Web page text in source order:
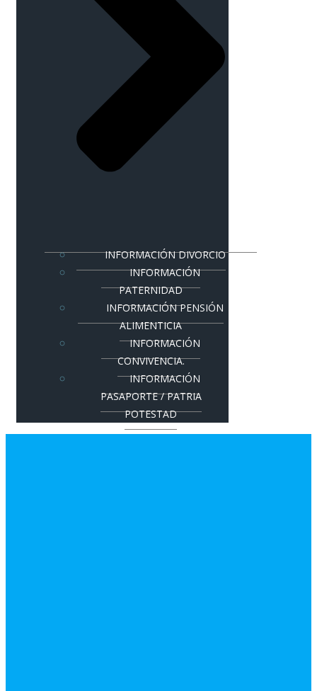
INFORMACIÓN DIVORCIO
INFORMACIÓN
PATERNIDAD
INFORMACIÓN PENSIÓN
ALIMENTICIA
INFORMACIÓN
CONVIVENCIA.
INFORMACIÓN
PASAPORTE / PATRIA
POTESTAD